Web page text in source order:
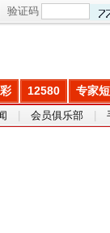
验证码
12580 专家
会员俱乐部